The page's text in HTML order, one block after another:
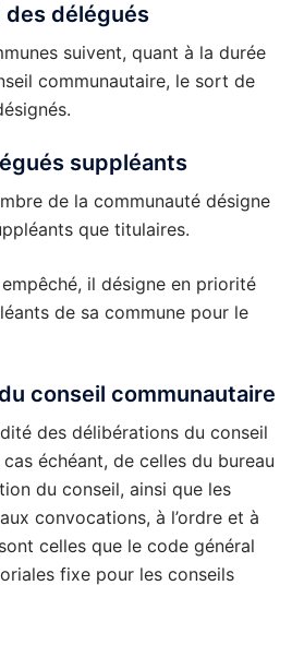
des délégués
suivent, quant à la durée
communautaire, le sort de
suppléants
de la communauté désigne
que titulaires.
il désigne en priorité
de sa commune pour le
conseil communautaire
des délibérations du conseil
échéant, de celles du bureau
du conseil, ainsi que les
convocations, à l’ordre et à
celles que le code général
fixe pour les conseils